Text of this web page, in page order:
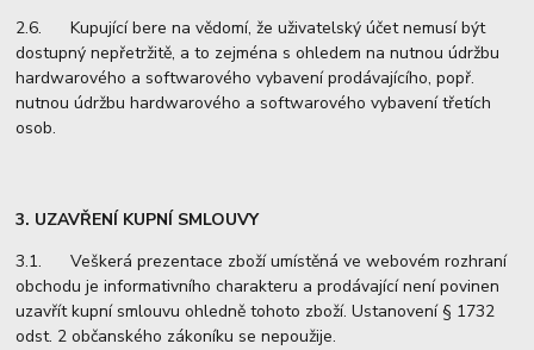
2.6. Kupující bere na vědomí, že uživatelský účet nemusí být
dostupný nepřetržitě, a to zejména s ohledem na nutnou údržbu
hardwarového a softwarového vybavení prodávajícího, popř.
nutnou údržbu hardwarového a softwarového vybavení třetích
osob.
3. UZAVŘENÍ KUPNÍ SMLOUVY
3.1. Veškerá prezentace zboží umístěná ve webovém rozhraní
obchodu je informativního charakteru a prodávající není povinen
uzavřít kupní smlouvu ohledně tohoto zboží. Ustanovení § 1732
odst. 2 občanského zákoníku se nepoužije.